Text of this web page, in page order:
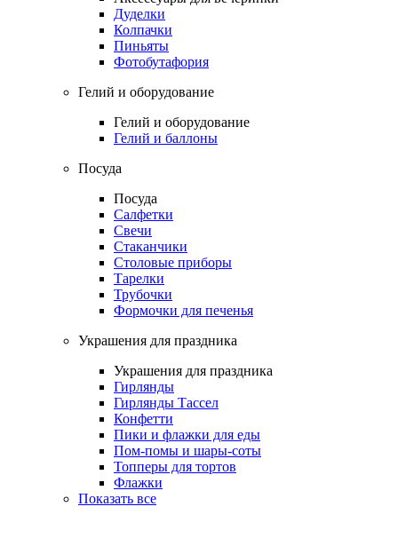
Дуделки
Колпачки
Пиньяты
Фотобутафория
Гелий и оборудование
Гелий и оборудование
Гелий и баллоны
Посуда
Посуда
Салфетки
Свечи
Стаканчики
Столовые приборы
Тарелки
Трубочки
Формочки для печенья
Украшения для праздника
Украшения для праздника
Гирлянды
Гирлянды Тассел
Конфетти
Пики и флажки для еды
Пом-помы и шары-соты
Топперы для тортов
Флажки
Показать все